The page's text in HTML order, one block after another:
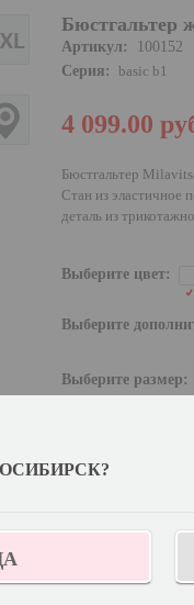
Бюстгальтер
Артикул:
100152
Серия: basic b1
4 099.00
Бюстгальтер
Стан из эластичное
деталь из
Выберите цвет:
Выберите
Выберите размер:
С этим товаром